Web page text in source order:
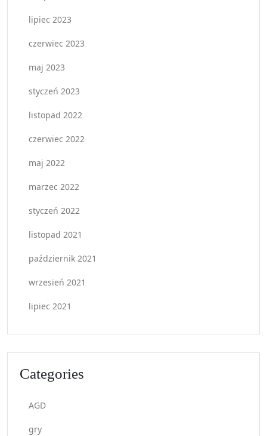
lipiec 2023
czerwiec 2023
maj 2023
styczeń 2023
listopad 2022
czerwiec 2022
maj 2022
marzec 2022
styczeń 2022
listopad 2021
październik 2021
wrzesień 2021
lipiec 2021
Categories
AGD
gry